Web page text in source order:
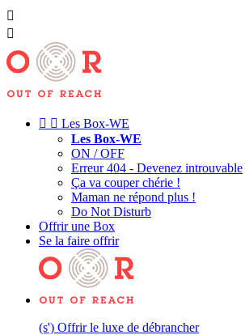


  Les Box-WE
Les Box-WE
ON / OFF
Erreur 404 - Devenez introuvable
Ça va couper chérie !
Maman ne répond plus !
Do Not Disturb
Offrir une Box
Se la faire offrir
(s') Offrir le luxe de débrancher